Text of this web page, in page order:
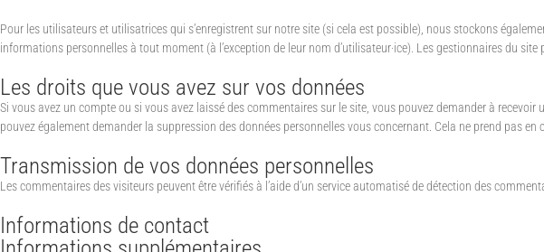
Pour les utilisateurs et utilisatrices qui s’enregistrent sur notre site (si cela est possible), nous stockons
informations personnelles à tout moment (à l’exception de leur nom d’utilisateur·ice). Les gestionnaires du
Les droits que vous avez sur vos données
Si vous avez un compte ou si vous avez laissé des commentaires sur le site, vous pouvez demander à
pouvez également demander la suppression des données personnelles vous concernant. Cela ne prend pas
Transmission de vos données personnelles
Les commentaires des visiteurs peuvent être vérifiés à l’aide d’un service automatisé de détection des
Informations de contact